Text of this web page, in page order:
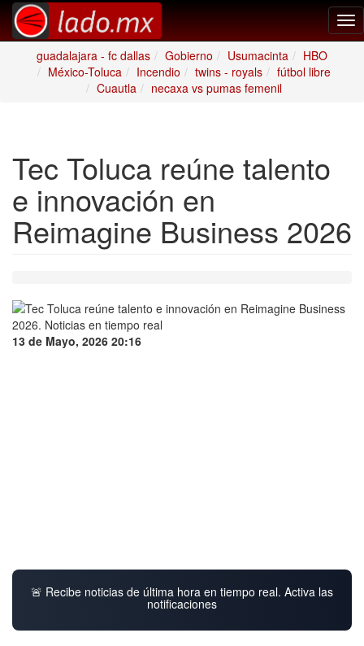
guadalajara - fc dallas
Gobierno Usumacinta
HBO
México-Toluca
Incendio twins - royals
fútbol libre
Cuautla
necaxa vs pumas femenil
Tec Toluca reúne talento
e innovación en
Reimagine Business 2026
13 de Mayo, 2026 20:16
🚨 Recibe noticias de última hora en tiempo real. Activa las
notificaciones